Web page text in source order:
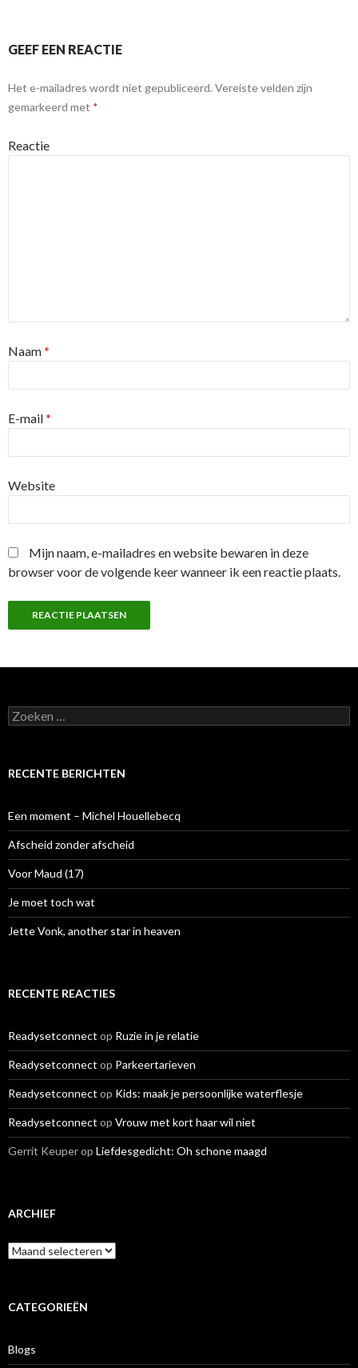
GEEF EEN REACTIE
Het e-mailadres wordt niet gepubliceerd.Vereiste velden zijn
gemarkeerd met *
Reactie
Naam*
E-mail*
Website
Mijn naam, e-mailadres en website bewaren in deze
browser voor de volgende keer wanneer ik een reactie plaats.
Z
o
e
a
a
r
:
RECENTE BERICHTEN
Een moment – Michel Houellebecq
Afscheid zonder afscheid
Voor Maud (17)
Je moet toch wat
Jette Vonk, another star in heaven
RECENTE REACTIES
Readysetconnect op Ruzie in je relatie
Readysetconnect op Parkeertarieven
Readysetconnect op Kids: maak je persoonlijke waterflesje
Readysetconnect op Vrouw met kort haar wil niet
Gerrit Keuperop Liefdesgedicht: Oh schone maagd
ARCHIEF
A
iCATEGORIEËN
Blogs